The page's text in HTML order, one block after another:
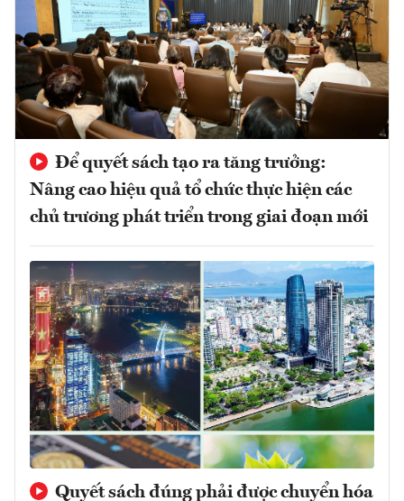
Để quyết sách tạo ra tăng trưởng:
Nâng cao hiệu quả tổ chức thực hiện các
chủ trương phát triển trong giai đoạn mới
Quyết sách đúng phải được chuyển hóa